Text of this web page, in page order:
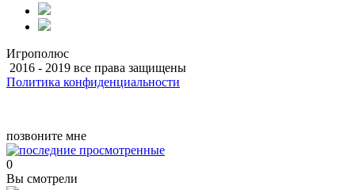
Игрополюс
2016 - 2019 все права защищены
Политика конфиденциальности
позвоните мне
0
Вы смотрели